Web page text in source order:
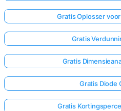
Gratis Oplosser
Gratis
Gratis
Gratis Diode
Gratis